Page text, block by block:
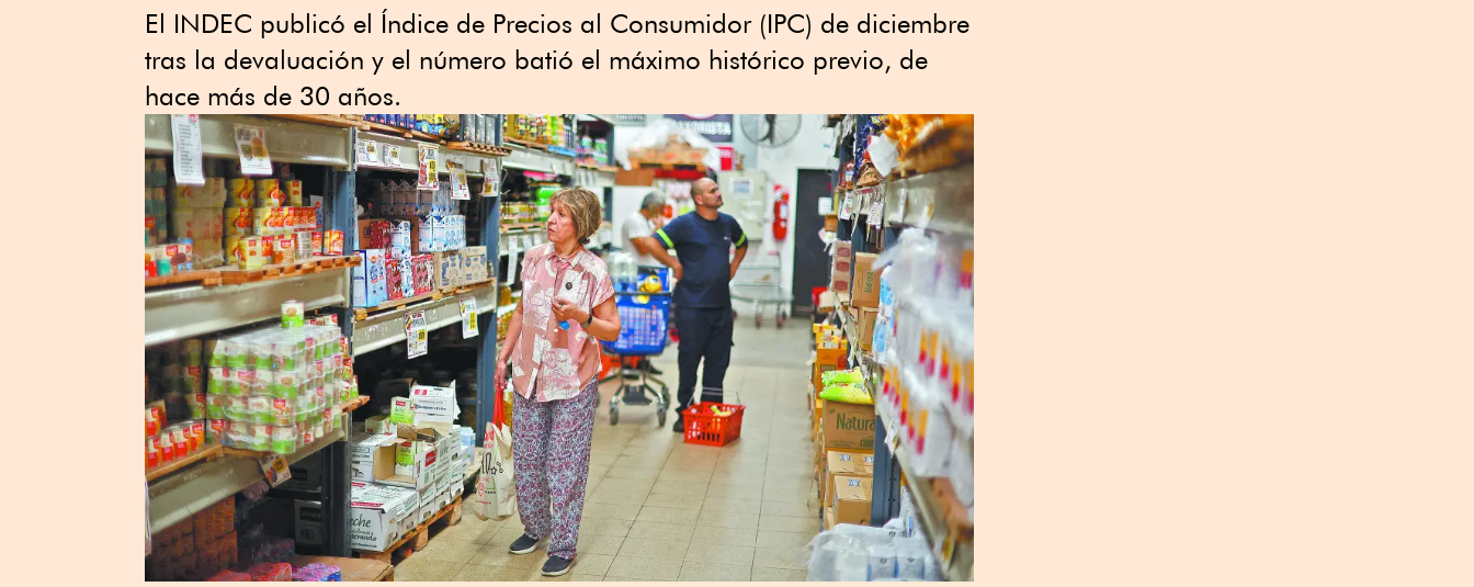
El INDEC publicó el Índice de Precios al Consumidor (IPC) de diciembre
tras la devaluación y el número batió el máximo histórico previo, de
hace más de 30 años.